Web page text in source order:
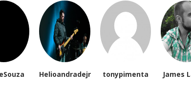
tonypimenta James Laverc